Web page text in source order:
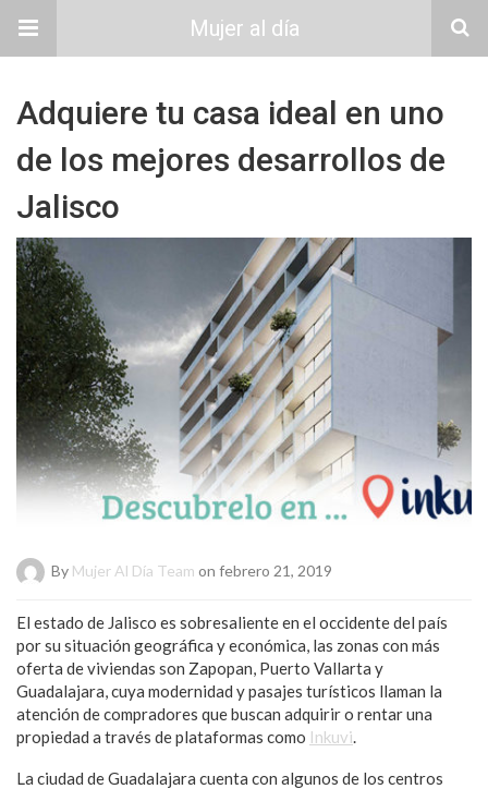
Mujer al día
Adquiere tu casa ideal en uno
de los mejores desarrollos de
Jalisco
By Mujer Al Día Team on febrero 21, 2019
El estado de Jalisco es sobresaliente en el occidente del país
por su situación geográfica y económica, las zonas con más
oferta de viviendas son Zapopan, Puerto Vallarta y
Guadalajara, cuya modernidad y pasajes turísticos llaman la
atención de compradores que buscan adquirir o rentar una
propiedad a través de plataformas como Inkuvi.
La ciudad de Guadalajara cuenta con algunos de los centros